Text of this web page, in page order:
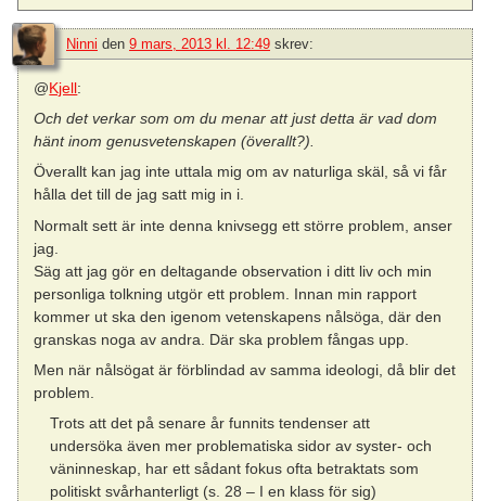
Ninni den 9 mars, 2013 kl. 12:49 skrev:
@Kjell:
Och det verkar som om du menar att just detta är vad dom
hänt inom genusvetenskapen (överallt?).
Överallt kan jag inte uttala mig om av naturliga skäl, så vi får
hålla det till de jag satt mig in i.
Normalt sett är inte denna knivsegg ett större problem, anser
jag.
Säg att jag gör en deltagande observation i ditt liv och min
personliga tolkning utgör ett problem. Innan min rapport
kommer ut ska den igenom vetenskapens nålsöga, där den
granskas noga av andra. Där ska problem fångas upp.
Men när nålsögat är förblindad av samma ideologi, då blir det
problem.
Trots att det på senare år funnits tendenser att
undersöka även mer problematiska sidor av syster- och
väninneskap, har ett sådant fokus ofta betraktats som
politiskt svårhanterligt (s. 28 – I en klass för sig)